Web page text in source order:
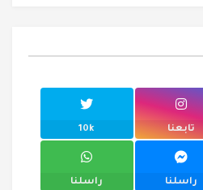
تابعنا 10k
راسلنا راسلنا